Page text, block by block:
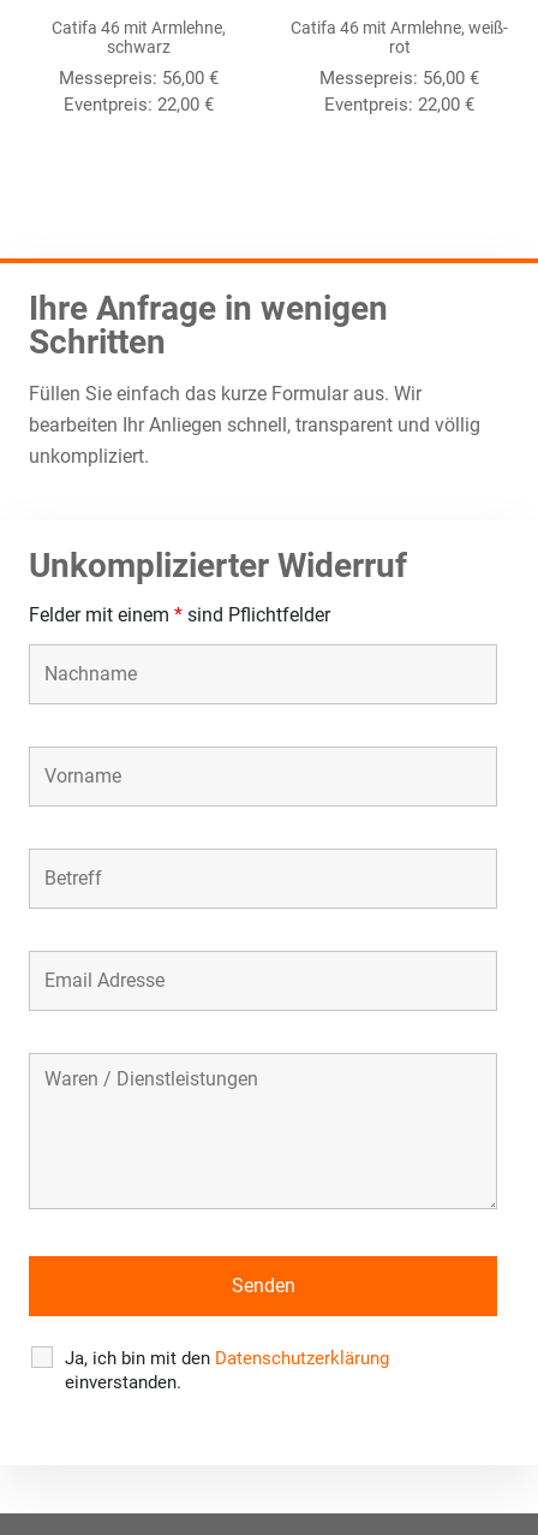
Catifa 46 mit Armlehne,
schwarz
Messepreis: 56,00 €
Eventpreis: 22,00 €
Catifa 46 mit Armlehne, weiß-
rot
Messepreis: 56,00€
Eventpreis:22,00€
Ihre Anfrage in wenigen
Schritten
Füllen Sie einfach das kurze Formular aus. Wir
bearbeiten Ihr Anliegen schnell, transparent und völlig
unkompliziert.
Unkomplizierter Widerruf
Felder mit einem * sind Pflichtfelder
Ja, ich bin mit den Datenschutzerklärung
einverstanden.